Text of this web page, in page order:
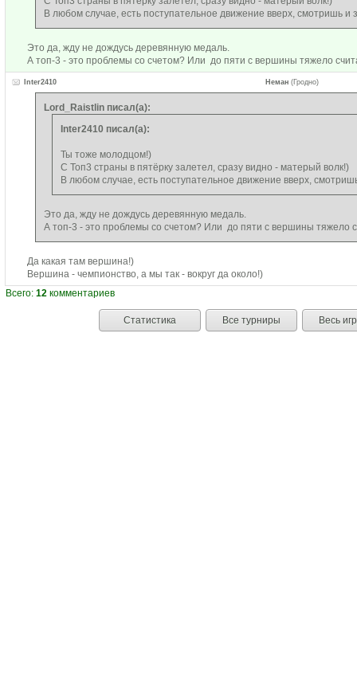
В любом случае, есть поступательное движение вверх, смотришь
Это да, жду не дождусь деревянную медаль.
А топ-3 - это проблемы со счетом? Или до пяти с вершины тяжело
Inter2410 Неман (Гродно)
Lord_Raistlin писал(а):
Inter2410 писал(а):
Ты тоже молодцом!)
С Топ3 страны в пятёрку залетел, сразу видно - матерый волк!)
В любом случае, есть поступательное движение вверх,
Это да, жду не дождусь деревянную медаль.
А топ-3 - это проблемы со счетом? Или до пяти с вершины тяжело
Да какая там вершина!)
Вершина - чемпионство, а мы так - вокруг да около!)
Всего: 12 комментариев
Статистика Все турниры Весь